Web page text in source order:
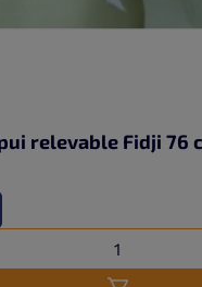
relevable Fidji 76